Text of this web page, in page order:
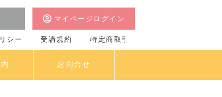
マイページログイン
シー 受講規約 特定商取引
お問合せ